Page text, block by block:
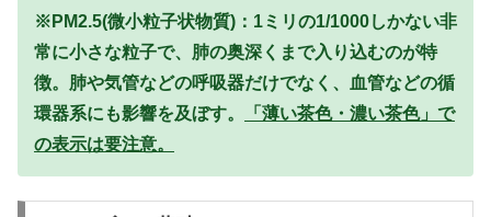
※PM2.5(微小粒子状物質)：1ミリの1/1000しかない非
常に小さな粒子で、肺の奥深くまで入り込むのが特
徴。肺や気管などの呼吸器だけでなく、血管などの循
環器系にも影響を及ぼす。
「薄い茶色・濃い茶色」で
の表示は要注意。